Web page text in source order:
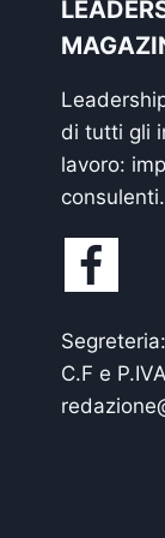
di tutti gli
lavoro:
consulenti.
C.F e